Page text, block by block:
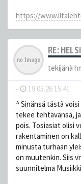
https://
RE:
tekijänä
- 19.05.26 15:41
^ Sinänsä tästä
tekee tehtävänsä,
pois. Tosiasiat olisi
rakentaminen on
minusta turhaan
on muutenkin. Siis
suunnitelma